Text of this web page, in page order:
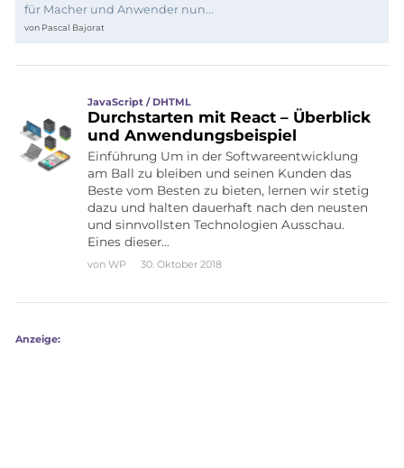
für Macher und Anwender nun...
von Pascal Bajorat
JavaScript / DHTML
Durchstarten mit React – Überblick
und Anwendungsbeispiel
Einführung Um in der Softwareentwicklung
am Ball zu bleiben und seinen Kunden das
Beste vom Besten zu bieten, lernen wir stetig
dazu und halten dauerhaft nach den neusten
und sinnvollsten Technologien Ausschau.
Eines dieser…
vonWP 30. Oktober 2018
Anzeige: